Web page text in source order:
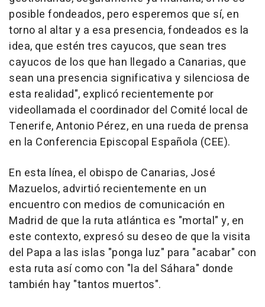
posible fondeados, pero esperemos que sí, en
torno al altar y a esa presencia, fondeados es la
idea, que estén tres cayucos, que sean tres
cayucos de los que han llegado a Canarias, que
sean una presencia significativa y silenciosa de
esta realidad", explicó recientemente por
videollamada el coordinador del Comité local de
Tenerife, Antonio Pérez, en una rueda de prensa
en la Conferencia Episcopal Española (CEE).
En esta línea, el obispo de Canarias, José
Mazuelos, advirtió recientemente en un
encuentro con medios de comunicación en
Madrid de que la ruta atlántica es "mortal" y, en
este contexto, expresó su deseo de que la visita
del Papa a las islas "ponga luz" para "acabar" con
esta ruta así como con "la del Sáhara" donde
también hay "tantos muertos".